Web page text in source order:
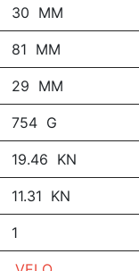
30 MM
81 MM
29 MM
754 G
19.46 KN
11.31 KN
1